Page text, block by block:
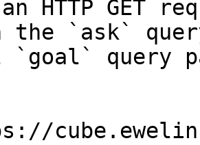
HTTP GET
the `ask`
`goal` query